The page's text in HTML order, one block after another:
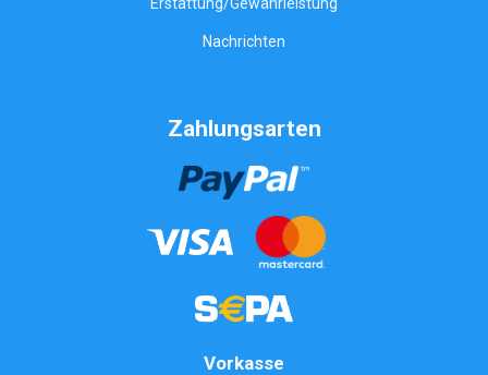
Erstattung/Gewährleistung
Nachrichten
Zahlungsarten
Vorkasse